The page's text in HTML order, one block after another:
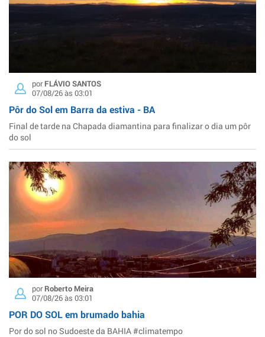
porFLÁVIO SANTOS
07/08/26 às 03:01
Pôr do Sol em Barra da estiva - BA
Final de tarde na Chapada diamantina para finalizar o dia um pôr
do sol
porRoberto Meira
07/08/26 às 03:01
POR DO SOL em brumado bahia
Por do sol no Sudoeste da BAHIA #climatempo